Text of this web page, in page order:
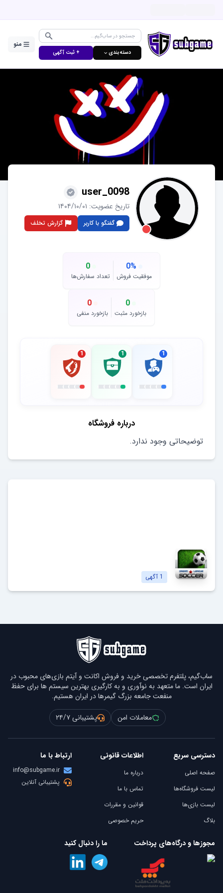
دسته‌بندی ⌵ + ثبت آگهی
منو
user_0098
تاریخ عضویت: ۱۴۰۴/۱۰/۰۱
گفتگو با کاربر گزارش تخلف
0%
موفقیت فروش
0
تعداد سفارش‌ها
0
بازخورد مثبت
0
بازخورد منفی
1
1
1
درباره فروشگاه
توضیحاتی وجود ندارد.
1 آگهی
ساب‌گیم، پلتفرم تخصصی خرید و فروش اکانت و آیتم بازی‌های محبوب در
ایران است. ما متعهد به نوآوری و به کارگیری بهترین سیستم ها برای حفظ
منفعت جامعه بزرگ گیمرها در ایران هستیم.
معاملات امن
پشتیبانی ۲۴/۷
دسترسی سریع
صفحه اصلی
لیست فروشگاه‌ها
لیست بازی‌ها
بلاگ
اطلاعات قانونی
درباره ما
تماس با ما
قوانین و مقررات
حریم خصوصی
ارتباط با ما
info@subgame.ir
پشتیبانی آنلاین
مجوزها و درگاه‌های پرداخت ما را دنبال کنید